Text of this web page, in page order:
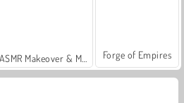
Forge of Empires